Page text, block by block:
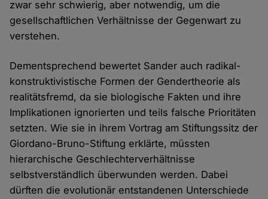
zwar sehr schwierig, aber notwendig, um die
gesellschaftlichen Verhältnisse der Gegenwart zu
verstehen.
Dementsprechend bewertet Sander auch radikal-
konstruktivistische Formen der Gendertheorie als
realitätsfremd, da sie biologische Fakten und ihre
Implikationen ignorierten und teils falsche Prioritäten
setzten. Wie sie in ihrem Vortrag am Stiftungssitz der
Giordano-Bruno-Stiftung erklärte, müssten
hierarchische Geschlechterverhältnisse
selbstverständlich überwunden werden. Dabei
dürften die evolutionär entstandenen Unterschiede